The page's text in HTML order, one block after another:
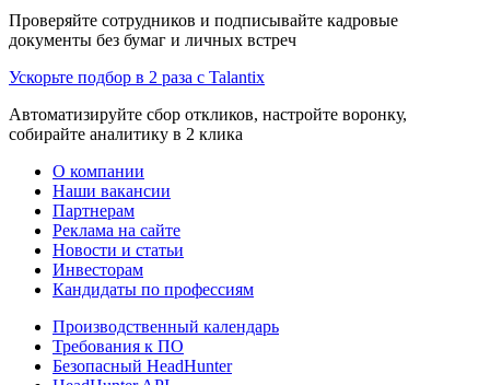
Проверяйте сотрудников и подписывайте кадровые
документы без бумаг и личных встреч
Ускорьте подбор в 2 раза с Talantix
Автоматизируйте сбор откликов, настройте воронку,
собирайте аналитику в 2 клика
О компании
Наши вакансии
Партнерам
Реклама на сайте
Новости и статьи
Инвесторам
Кандидаты по профессиям
Производственный календарь
Требования к ПО
Безопасный HeadHunter